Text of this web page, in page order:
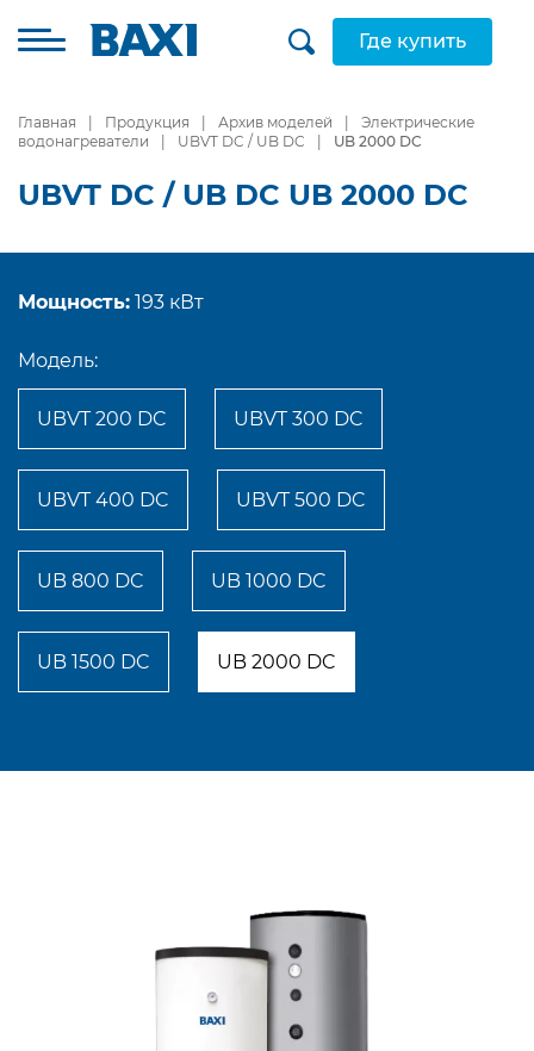
Где купить
Главная Продукция Архив моделей
Электрические
водонагреватели
UBVT DC / UB DC UB 2000 DC
UBVT DC / UB DC UB 2000 DC
Мощность: 193 кВт
Модель:
UBVT 200 DC UBVT 300 DC
UBVT 400 DC UBVT 500 DC
UB 800 DC UB 1000 DC
UB 1500 DC UB 2000 DC